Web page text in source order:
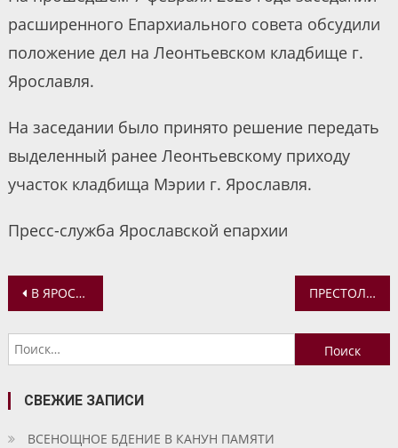
расширенного Епархиального совета обсудили
положение дел на Леонтьевском кладбище г.
Ярославля.
На заседании было принято решение передать
выделенный ранее Леонтьевскому приходу
участок кладбища Мэрии г. Ярославля.
Пресс-служба Ярославской епархии
Навигация
по
записям
В ЯРОСЛАВСКОМ ЕПАРХИАЛЬНОМ УПРАВЛЕНИИ ПРОШЛО ЗАСЕДАНИЕ РАСШИРЕННОГО ЕПАРХИАЛЬНОГО СОВЕТА ПРЕСТОЛЬНЫЙ ПРАЗДНИК ДОМОВОГО ХРАМА В КРАСНОПЕРЕКОПСКОМ ИНТЕРНАТЕ
Найти:
СВЕЖИЕ ЗАПИСИ
ВСЕНОЩНОЕ БДЕНИЕ В КАНУН ПАМЯТИ